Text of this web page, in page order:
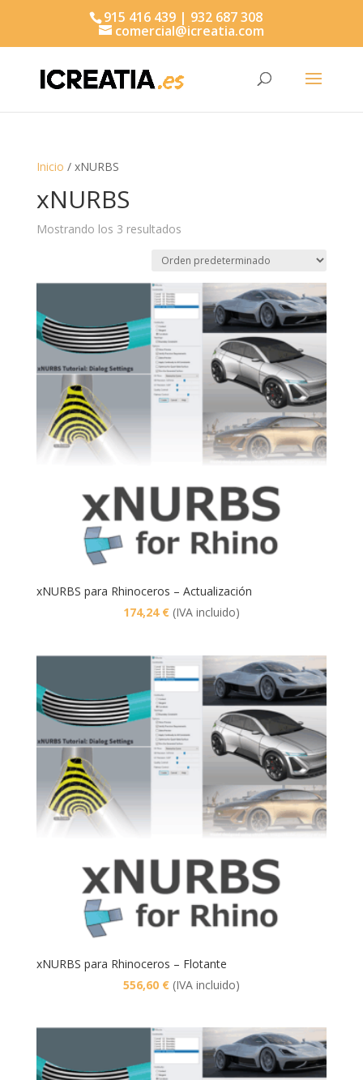
915 416 439 | 932 687 308
comercial@icreatia.com
Inicio / xNURBS
xNURBS
Mostrando los 3 resultados
xNURBS para Rhinoceros – Actualización
174,24 € (IVA incluido)
xNURBS para Rhinoceros – Flotante
556,60 € (IVA incluido)